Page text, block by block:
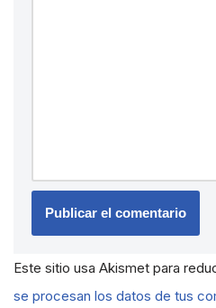
Este sitio usa Akismet para
se procesan los datos de tus